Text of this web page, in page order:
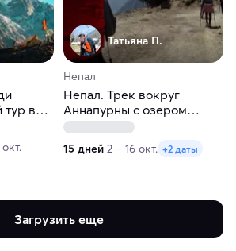
в
Татьяна П.
Непал
Непал. Трек вокруг
Аннапурны с озером
Тиличо
15 дней 2 – 16 окт. +2 даты
Загрузить еще